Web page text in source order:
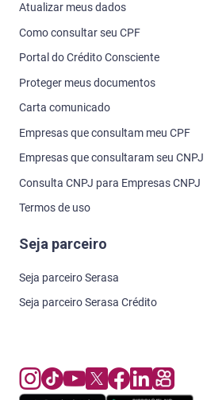
Atualizar meus dados
Como consultar seu CPF
Portal do Crédito Consciente
Proteger meus documentos
Carta comunicado
Empresas que consultam meu CPF
Empresas que consultaram seu CNPJ
Consulta CNPJ para Empresas CNPJ
Termos de uso
Seja parceiro
Seja parceiro Serasa
Seja parceiro Serasa Crédito